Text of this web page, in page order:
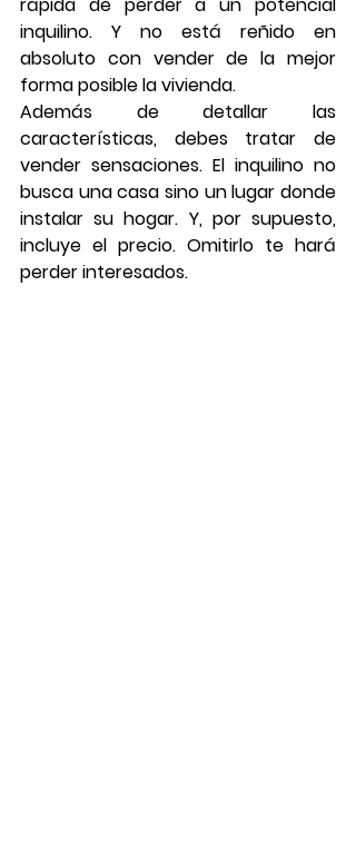
inquilino. Y no está reñido en
absoluto con vender de la mejor
forma posible la vivienda.
Además de detallar las
características, debes tratar de
vender sensaciones. El inquilino no
busca una casa sino un lugar donde
incluye el precio. Omitirlo te hará
perder interesados.